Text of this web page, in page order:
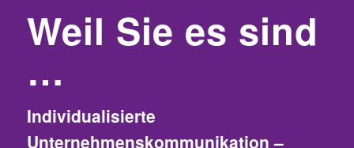
Weil Sie es sind
…
Individualisierte
Unternehmenskommunikation –